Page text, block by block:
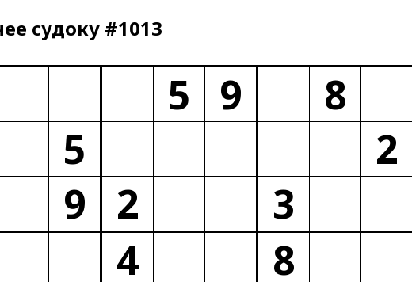
cудоку #1013
5 9
8
5
2
9
2
3
4
8